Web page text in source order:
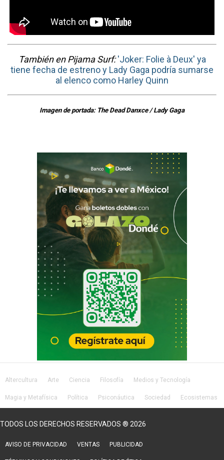
También en Pijama Surf: 'Joker: Folie à Deux' ya
tiene fecha de estreno y Lady Gaga podría sumarse
al elenco como Harley Quinn
Imagen de portada: The Dead Danxce / Lady Gaga
Altercultura Arte Ciencia Filosofía Medios y Tecnología
Magia y Metafísica Política Psiconáutica Sociedad Ecosistemas
TODOS LOS DERECHOS RESERVADOS ® 2026
AVISO DE PRIVACIDAD VENTAS PUBLICIDAD